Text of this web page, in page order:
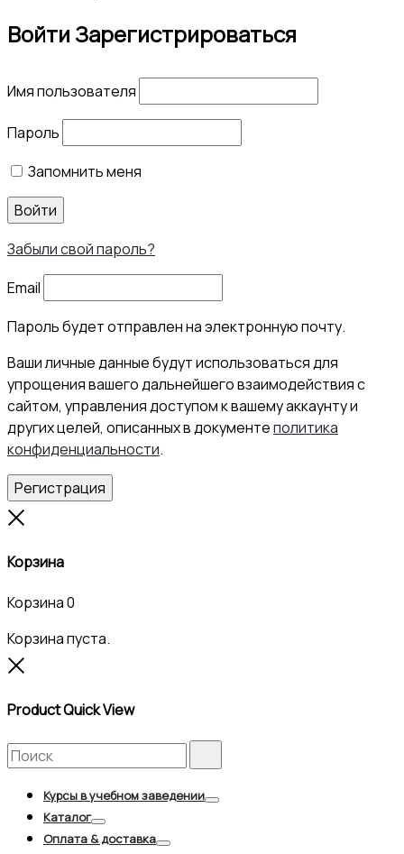
ВойтиЗарегистрироваться
Имя пользователя
Пароль
Запомнить меня
Войти
Забыли свой пароль?
Email
Пароль будет отправлен на электронную почту.
Ваши личные данные будут использоваться для
упрощения вашего дальнейшего взаимодействия с
сайтом, управления доступом к вашему аккаунту и
других целей, описанных в документеполитика
конфиденциальности.
Регистрация
Корзина
Корзина0
Корзина пуста.
Product Quick View
Search
for:
Курсы в учебном заведении
Каталог
Toggle
Оплата & доставка